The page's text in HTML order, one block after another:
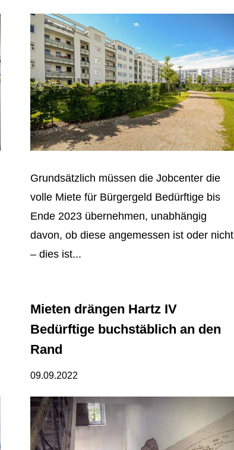
Grundsätzlich müssen die Jobcenter die
volle Miete für Bürgergeld Bedürftige bis
Ende 2023 übernehmen, unabhängig
davon, ob diese angemessen ist oder nicht
– dies ist...
Mieten drängen Hartz IV
Bedürftige buchstäblich an den
Rand
09.09.2022